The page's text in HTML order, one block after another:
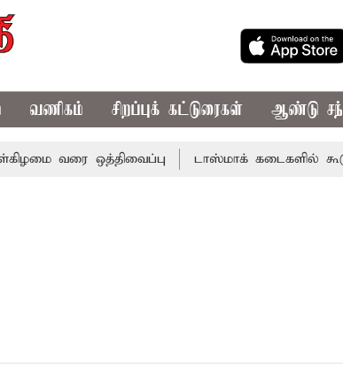
வணிகம் சிறப்புக் கட்டுரைகள் ஆண்டு
வரை ஒத்திவைப்பு டாஸ்மாக் கடைகளில்